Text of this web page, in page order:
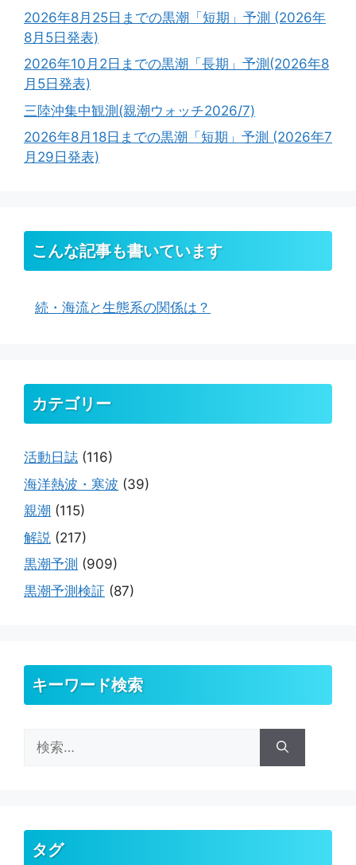
2026年8月25日までの黒潮「短期」予測 (2026年
8月5日発表)
2026年10月2日までの黒潮「長期」予測(2026年8
月5日発表)
三陸沖集中観測(親潮ウォッチ2026/7)
2026年8月18日までの黒潮「短期」予測 (2026年7
月29日発表)
こんな記事も書いています
続・海流と生態系の関係は？
カテゴリー
活動日誌 (116)
海洋熱波・寒波 (39)
親潮 (115)
解説 (217)
黒潮予測 (909)
黒潮予測検証 (87)
キーワード検索
索:
タグ